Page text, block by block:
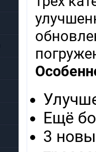
Ещё
3